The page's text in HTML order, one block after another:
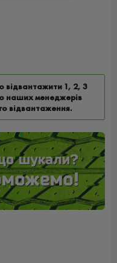
відвантажити 1, 2, 3
наших менеджерів
відвантаження.